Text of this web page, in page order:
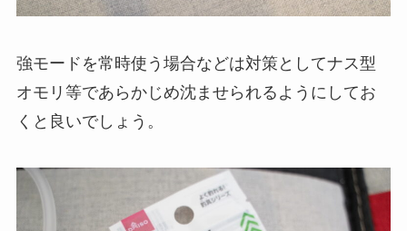
強モードを常時使う場合などは対策としてナス型
オモリ等であらかじめ沈ませられるようにしてお
くと良いでしょう。